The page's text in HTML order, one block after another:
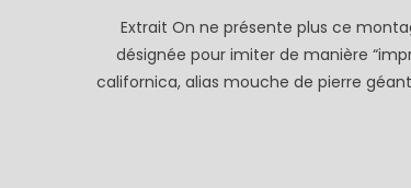
Extrait On ne présente plus ce
désignée pour imiter de manière
californica, alias mouche de pierre